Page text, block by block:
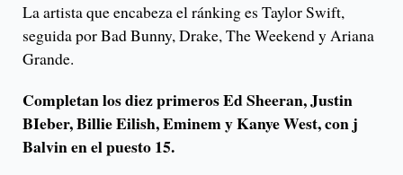
La artista que encabeza el ránking es Taylor Swift,
seguida por Bad Bunny, Drake, The Weekend y Ariana
Grande.
Completan los diez primeros Ed Sheeran, Justin
BIeber, Billie Eilish, Eminem y Kanye West, con j
Balvin en el puesto 15.